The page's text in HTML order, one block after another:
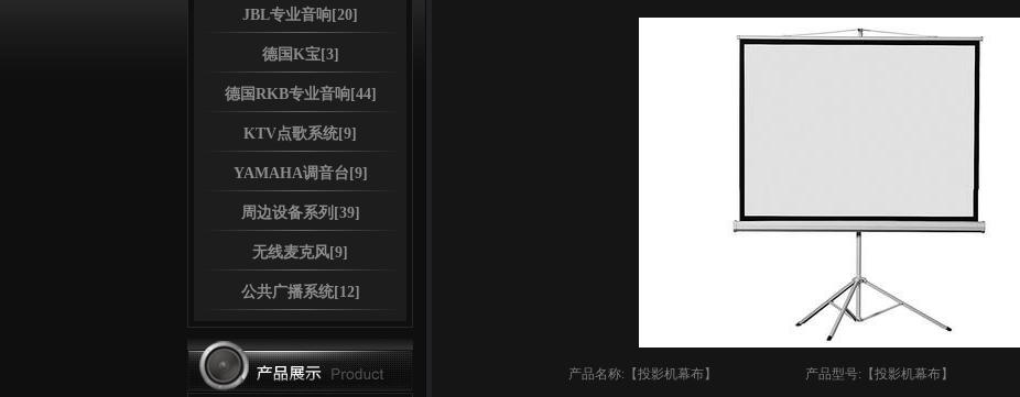
JBL专业音响[20]
德国K宝[3]
德国RKB专业音响[44]
KTV点歌系统[9]
YAMAHA调音台[9]
周边设备系列[39]
无线麦克风[9]
公共广播系统[12]
产品名称:【投影机幕布】 产品型号:【投影机幕布】